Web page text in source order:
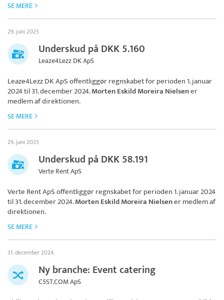
SE MERE
29. juni 2025
Underskud på DKK 5.160
Leaze4Lezz DK ApS
Leaze4Lezz DK ApSoffentliggør regnskabet for perioden 1. januar
2024 til 31. december 2024.Morten Eskild Moreira Nielsener
medlem af direktionen.
SE MERE
29. juni 2025
Underskud på DKK 58.191
Verte Rent ApS
Verte Rent ApSoffentliggør regnskabet for perioden 1. januar 2024
til 31. december 2024.Morten Eskild Moreira Nielsener medlem af
direktionen.
SE MERE
31. december 2024
Ny branche: Event catering
C5ST.COM ApS